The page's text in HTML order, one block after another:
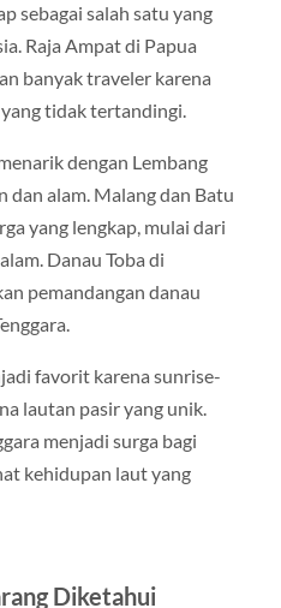
sebagai salah satu yang
Raja Ampat di Papua
banyak traveler karena
tidak tertandingi.
dengan Lembang
dan alam. Malang dan Batu
yang lengkap, mulai dari
Danau Toba di
pemandangan danau
favorit karena sunrise-
lautan pasir yang unik.
menjadi surga bagi
kehidupan laut yang
Diketahui